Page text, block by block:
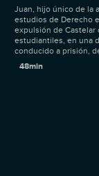
Juan, hijo único de la
estudios de Derecho
expulsión de Castelar
estudiantiles, en una
conducido a prisión,
48min